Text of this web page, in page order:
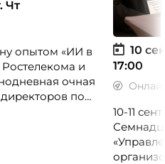
Чт
опытом «ИИ в
и
очная
по
10
17:00
10-11